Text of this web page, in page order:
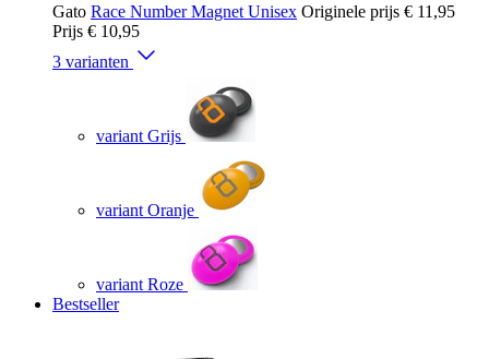
Gato Race Number Magnet Unisex Originele prijs € 11,95
Prijs € 10,95
3 varianten
variant Grijs
variant Oranje
variant Roze
Bestseller